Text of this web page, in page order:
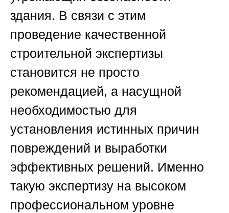
здания. В связи с этим
проведение качественной
строительной экспертизы
становится не просто
рекомендацией, а насущной
необходимостью для
установления истинных причин
повреждений и выработки
эффективных решений. Именно
такую экспертизу на высоком
профессиональном уровне